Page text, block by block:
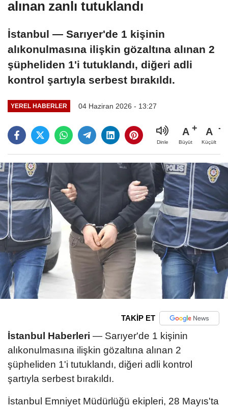
biridir
alınan zanlı tutuklandı
İstanbul — Sarıyer'de 1 kişinin
alıkonulmasına ilişkin gözaltına alınan 2
şüpheliden 1'i tutuklandı, diğeri adli
kontrol şartıyla serbest bırakıldı.
YEREL HABERLER 04 Haziran 2026 - 13:27
Dinle
A
Büyüt
A
Küçült
TAKİP ET
İstanbul Haberleri — Sarıyer'de 1 kişinin
alıkonulmasına ilişkin gözaltına alınan 2
şüpheliden 1'i tutuklandı, diğeri adli kontrol
şartıyla serbest bırakıldı.
İstanbul Emniyet Müdürlüğü ekipleri, 28 Mayıs'ta